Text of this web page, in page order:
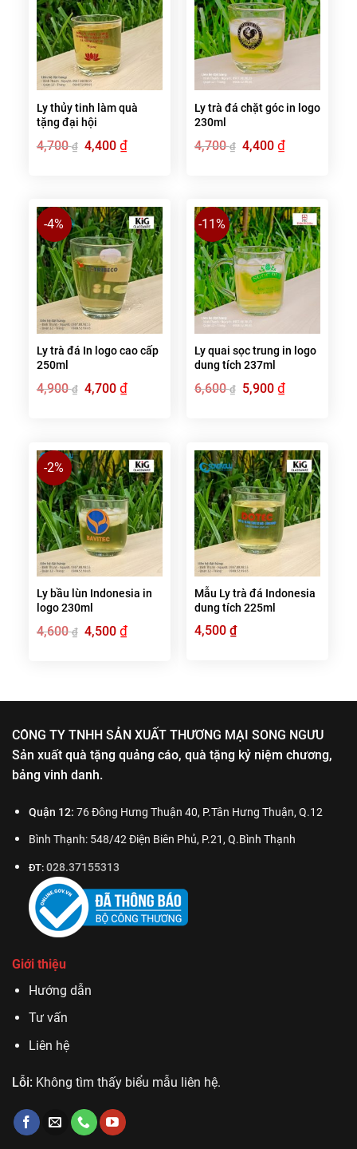
Ly thủy tinh làm quà
tặng đại hội
4,700₫
Giá
gốc
4,400 ₫Giá
hiện
Ly trà đá chặt góc in logo
230ml
4,700₫
Giá
gốc
4,400 ₫Giá
hiện
-4%
Ly trà đá In logo cao cấp
250ml
4,900₫ Giá
gốc
4,700 ₫Giá
hiện
-11%
Ly quai sọc trung in logo
dung tích 237ml
6,600₫
Giá
gốc
5,900 ₫Giá
hiện
-2%
Ly bầu lùn Indonesia in
logo 230ml
4,600₫ Giá
gốc
4,500 ₫Giá
hiện
Mẫu Ly trà đá Indonesia
dung tích 225ml
4,500 ₫
CÔNG TY TNHH SẢN XUẤT THƯƠNG MẠI SONG NGƯU
Sản xuất quà tặng quảng cáo, quà tặng kỷ niệm chương,
bảng vinh danh.
Quận 12: 76 Đông Hưng Thuận 40, P.Tân Hưng Thuận, Q.12
Bình Thạnh: 548/42 Điện Biên Phủ, P.21, Q.Bình Thạnh
ĐT: 028.37155313
Giới thiệu
Hướng dẫn
Tư vấn
Liên hệ
Lỗi: Không tìm thấy biểu mẫu liên hệ.